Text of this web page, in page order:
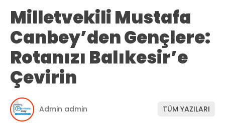
Milletvekili Mustafa
Canbey’den Gençlere:
Rotanızı Balıkesir’e
Çevirin
Admin admin TÜM YAZILARI